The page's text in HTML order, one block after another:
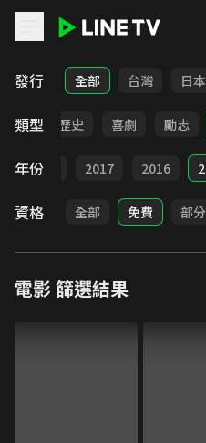
LINE TV - 電影
發行 全部 台灣 日本
類型
動作 歷史 喜劇 勵志
年份
2018 2017 2016
資格 全部 免費 部
電影篩選結果